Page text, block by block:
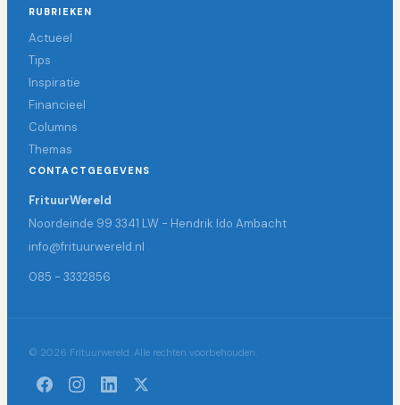
RUBRIEKEN
Actueel
Tips
Inspiratie
Financieel
Columns
Themas
CONTACTGEGEVENS
FrituurWereld
Noordeinde 99 3341 LW - Hendrik Ido Ambacht
info@frituurwereld.nl
085 - 3332856
© 2026 Frituurwereld. Alle rechten voorbehouden.